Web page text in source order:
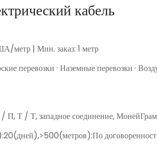
кабель
метр | Мин. заказ: 1 метр
перевозки · Наземные перевозки ·
Т / Т, западное соединение,